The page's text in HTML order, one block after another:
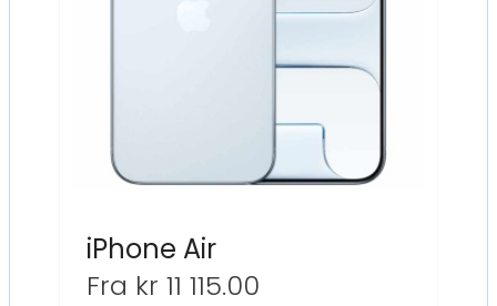
iPhone Air
Fra kr 11 115.00